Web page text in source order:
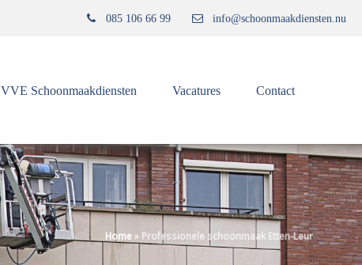
085 106 66 99 info@schoonmaakdiensten.nu
VVE Schoonmaakdiensten Vacatures Contact
Home» Professionele schoonmaak Etten-Leur